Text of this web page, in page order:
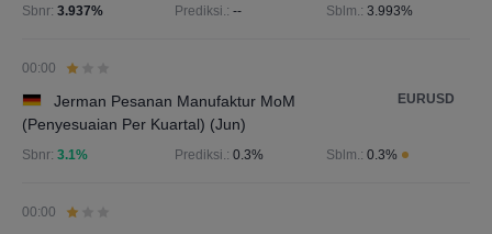
Sbnr: 3.937% Prediksi.: -- Sblm.: 3.993%
00:00
Jerman Pesanan Manufaktur MoM
(Penyesuaian Per Kuartal) (Jun)
EURUSD
Sbnr: 3.1% Prediksi.: 0.3% Sblm.: 0.3%
00:00